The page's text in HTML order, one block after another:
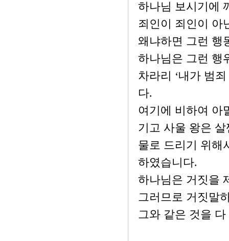
하나님 보시기에
죄인이 죄인이 아
왜냐하면 그런 행
하나님은 그런 행
차라리 ‘내가 범
다.
여기에 비하여 아
기고 사울 왕은
물로 드리기 위해
하였습니다.
하나님은 거짓을
그러므로 거짓말
그와 같은 것을